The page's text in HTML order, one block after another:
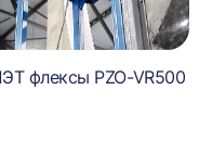
флексы PZO-VR500